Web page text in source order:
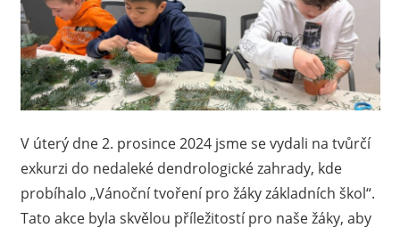
V úterý dne 2. prosince 2024 jsme se vydali na tvůrčí
exkurzi do nedaleké dendrologické zahrady, kde
probíhalo „Vánoční tvoření pro žáky základních škol“.
Tato akce byla skvělou příležitostí pro naše žáky, aby